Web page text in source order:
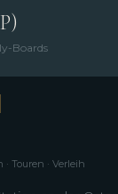
Boards
Touren · Verleih